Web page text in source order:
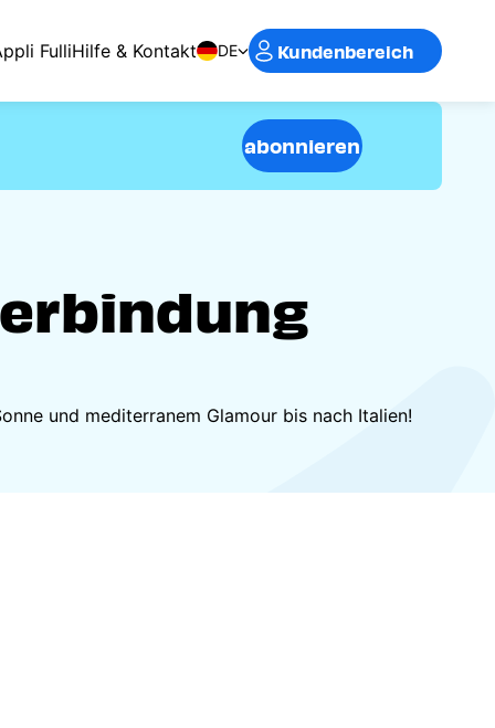
FulliHilfe & Kontakt DE Kundenbereich
abonnieren
und mediterranem Glamour bis nach Italien!